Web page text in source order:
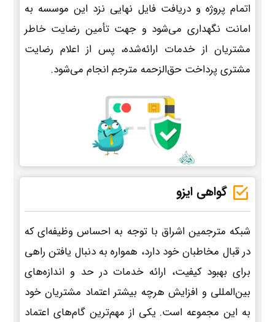
اتمام پروژه و دریافت فایل نهایی نزد این موسسه به
امانت نگهداری می‌شود و جهت تأمین رضایت خاطر
مشتریان از خدمات ارائه‌شده، پس از اعلام رضایت
مشتری پرداخت حق‌الزحمه مترجم انجام می‌شود.
گواهی ایزو
شبکه مترجمین اشراق با توجه به احساس وظیفه‌ای که
در قبال مخاطبان خود دارد، همواره به دنبال یافتن راهی
برای بهبود کیفیت، ارائه خدمات در حد و اندازه‌های
بین‌المللی و افزایش هرچه بیشتر اعتماد مشتریان خود
به این مجموعه است. یکی از مهم‌ترین گام‌های اعتماد